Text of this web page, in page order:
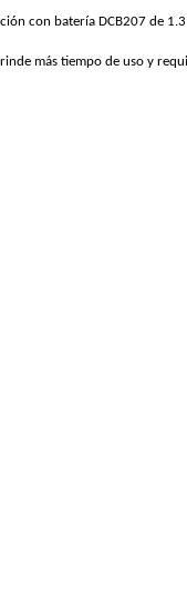
con batería DCB207 de
más tiempo de uso y